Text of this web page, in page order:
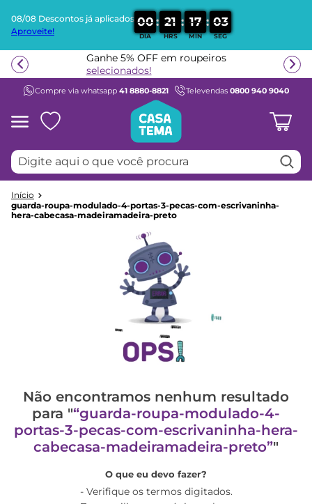
08/08 Descontos já aplicados
Aproveite!
00
DIA
: 21
HRS
: 17
MIN
: 03
SEG
Ganhe 5% OFF em roupeiros
selecionados!
Compre via whatsapp 41 8880-8821 Televendas 0800 940 9040
Digite aqui o que você procura
guarda-roupa-modulado-4-portas-3-pecas-com-escrivaninha-
hera-cabecasa-madeiramadeira-preto
Não encontramos nenhum resultado
para " guarda-roupa-modulado-4-
portas-3-pecas-com-escrivaninha-hera-
cabecasa-madeiramadeira-preto "
O que eu devo fazer?
Verifique os termos digitados.
1º
guarda roupa
3º
bicama
º
escrivaninha
6º
petit
7º
cama infantil